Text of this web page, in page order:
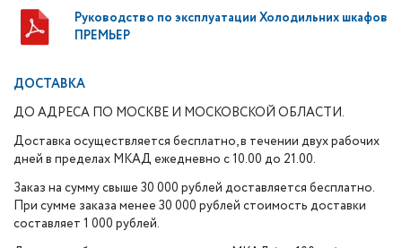
Руководство по эксплуатации Холодильних шкафов
ПРЕМЬЕР
ДОСТАВКА
ДО АДРЕСА ПО МОСКВЕ И МОСКОВСКОЙ ОБЛАСТИ.
Доставка осуществляется бесплатно, в течении двух рабочих
дней в пределах МКАД ежедневно с 10.00 до 21.00.
Заказ на сумму свыше 30 000 рублей доставляется бесплатно.
При сумме заказа менее 30 000 рублей стоимость доставки
составляет 1 000 рублей.